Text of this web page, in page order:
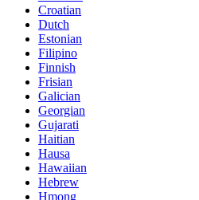
Croatian
Dutch
Estonian
Filipino
Finnish
Frisian
Galician
Georgian
Gujarati
Haitian
Hausa
Hawaiian
Hebrew
Hmong